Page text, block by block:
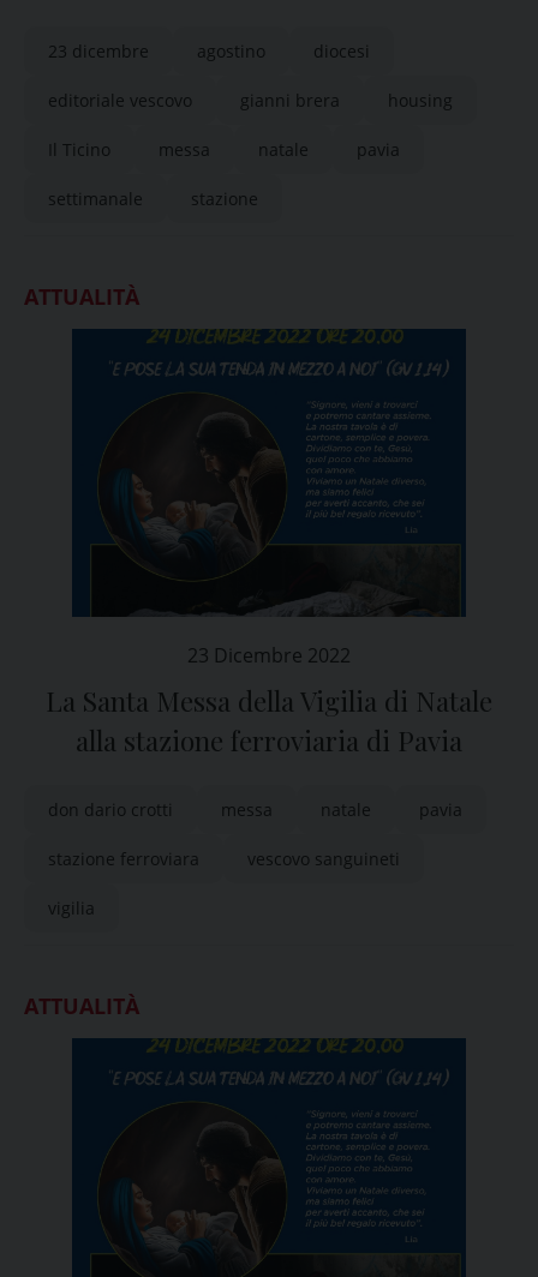
23 dicembre agostino diocesi
editoriale vescovo gianni brera housing
Il Ticino messa natale pavia
settimanale stazione
ATTUALITÀ
23 Dicembre 2022
La Santa Messa della Vigilia di Natale
alla stazione ferroviaria di Pavia
don dario crotti messa natale pavia
stazione ferroviara vescovo sanguineti
vigilia
ATTUALITÀ